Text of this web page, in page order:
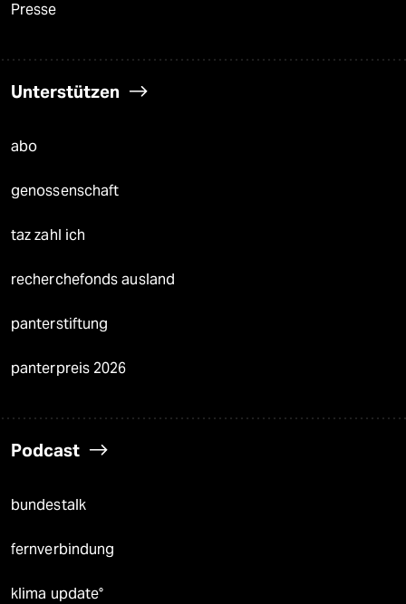
Presse
Unterstützen
abo
genossenschaft
taz zahl ich
recherchefonds ausland
panterstiftung
panterpreis 2026
Podcast
bundestalk
fernverbindung
klima update°